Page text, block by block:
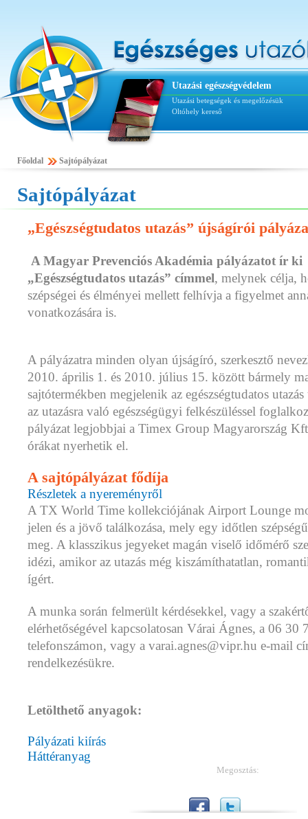
Utazási egészségvédelem
Utazási betegségek és megelőzésük
Oltóhely kereső
Főoldal Sajtópályázat
Sajtópályázat
„Egészségtudatos utazás” újságírói
A Magyar Prevenciós Akadémia pályázatot ír ki
„Egészségtudatos utazás” címmel, melynek célja,
szépségei és élményei mellett felhívja a figyelmet
vonatkozására is.
A pályázatra minden olyan újságíró, szerkesztő
2010. április 1. és 2010. július 15. között bármely
sajtótermékben megjelenik az egészségtudatos
az utazásra való egészségügyi felkészüléssel
pályázat legjobbjai a Timex Group Magyarország
órákat nyerhetik el.
A sajtópályázat fődíja
Részletek a nyereményről
A TX World Time kollekciójának Airport Lounge
jelen és a jövő találkozása, mely egy időtlen
meg. A klasszikus jegyeket magán viselő időmérő
idézi, amikor az utazás még kiszámíthatatlan,
ígért.
A munka során felmerült kérdésekkel, vagy a
elérhetőségével kapcsolatosan Várai Ágnes, a 06 30
telefonszámon, vagy a varai.agnes@vipr.hu e-mail
rendelkezésükre.
Letölthető anyagok:
Pályázati kiírás
Háttéranyag
Megosztás: